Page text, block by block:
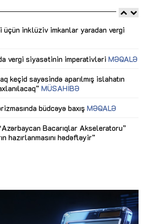
üçün inklüziv imkanlar yaradan vergi
vergi siyasətinin imperativləri MƏQALƏ
keçid sayəsində aparılmış islahatın
MÜSAHİBƏ
büdcəyə baxış MƏQALƏ
Bacarıqlar Akseleratoru”
hazırlanmasını hədəfləyir”